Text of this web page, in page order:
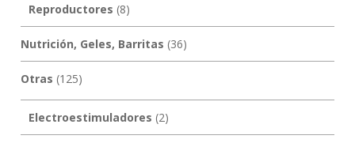
Reproductores (8)
Nutrición, Geles, Barritas (36)
Otras (125)
Electroestimuladores (2)